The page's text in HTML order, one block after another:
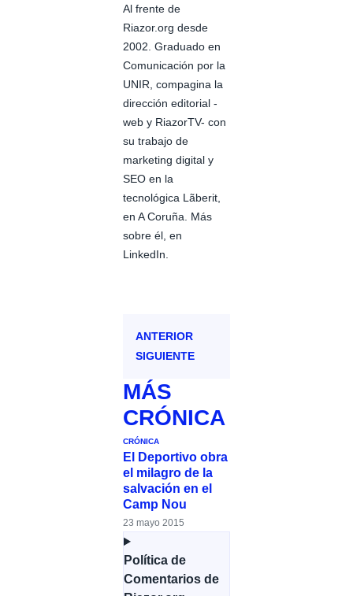
Al frente de
Riazor.org desde
2002. Graduado en
Comunicación por la
UNIR, compagina la
dirección editorial -
web y RiazorTV- con
su trabajo de
marketing digital y
SEO en la
tecnológica Lãberit,
en A Coruña. Más
sobre él, en
LinkedIn.
ANTERIOR
SIGUIENTE
MÁS
CRÓNICA
CRÓNICA
El Deportivo obra
el milagro de la
salvación en el
Camp Nou
23 mayo 2015
Política de
Comentarios de